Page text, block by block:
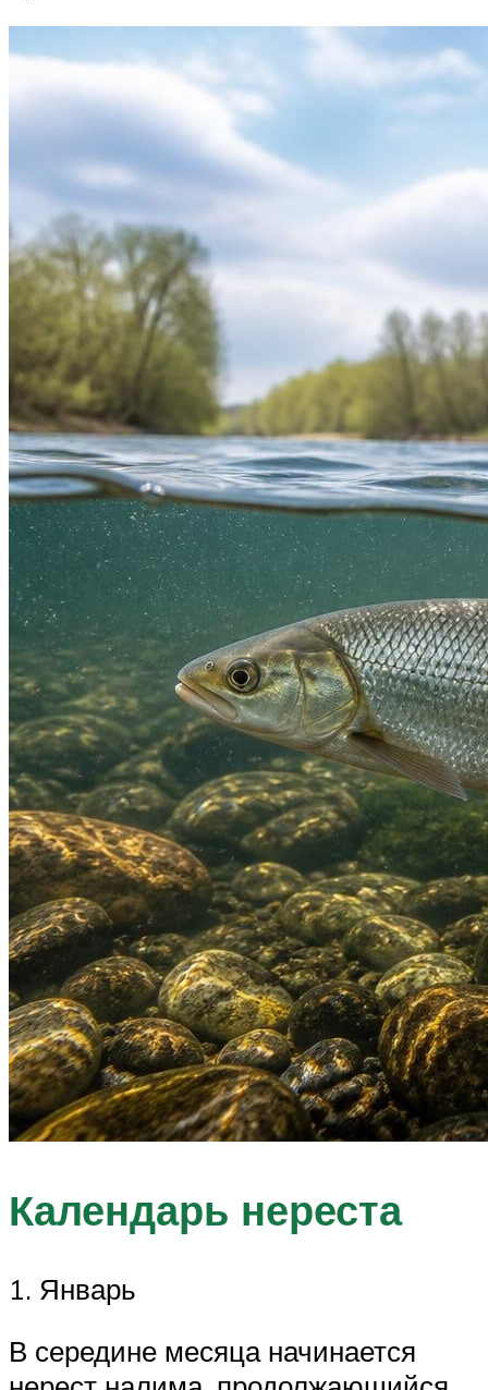
Календарь нереста
1. Январь
В середине месяца начинается